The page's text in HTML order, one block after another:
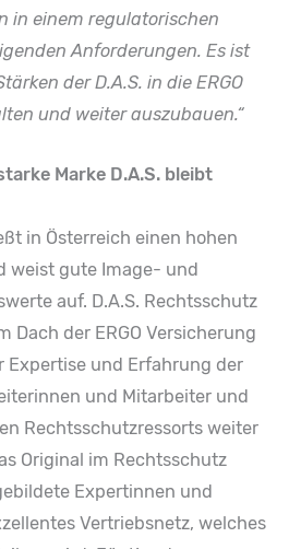
in einem regulatorischen
Anforderungen. Es ist
der D.A.S. in die ERGO
und weiter auszubauen.“
Marke D.A.S. bleibt
in Österreich einen hohen
weist gute Image- und
auf. D.A.S. Rechtsschutz
Dach der ERGO Versicherung
Expertise und Erfahrung der
und Mitarbeiter und
Rechtsschutzressorts weiter
Original im Rechtsschutz
Expertinnen und
Vertriebsnetz, welches